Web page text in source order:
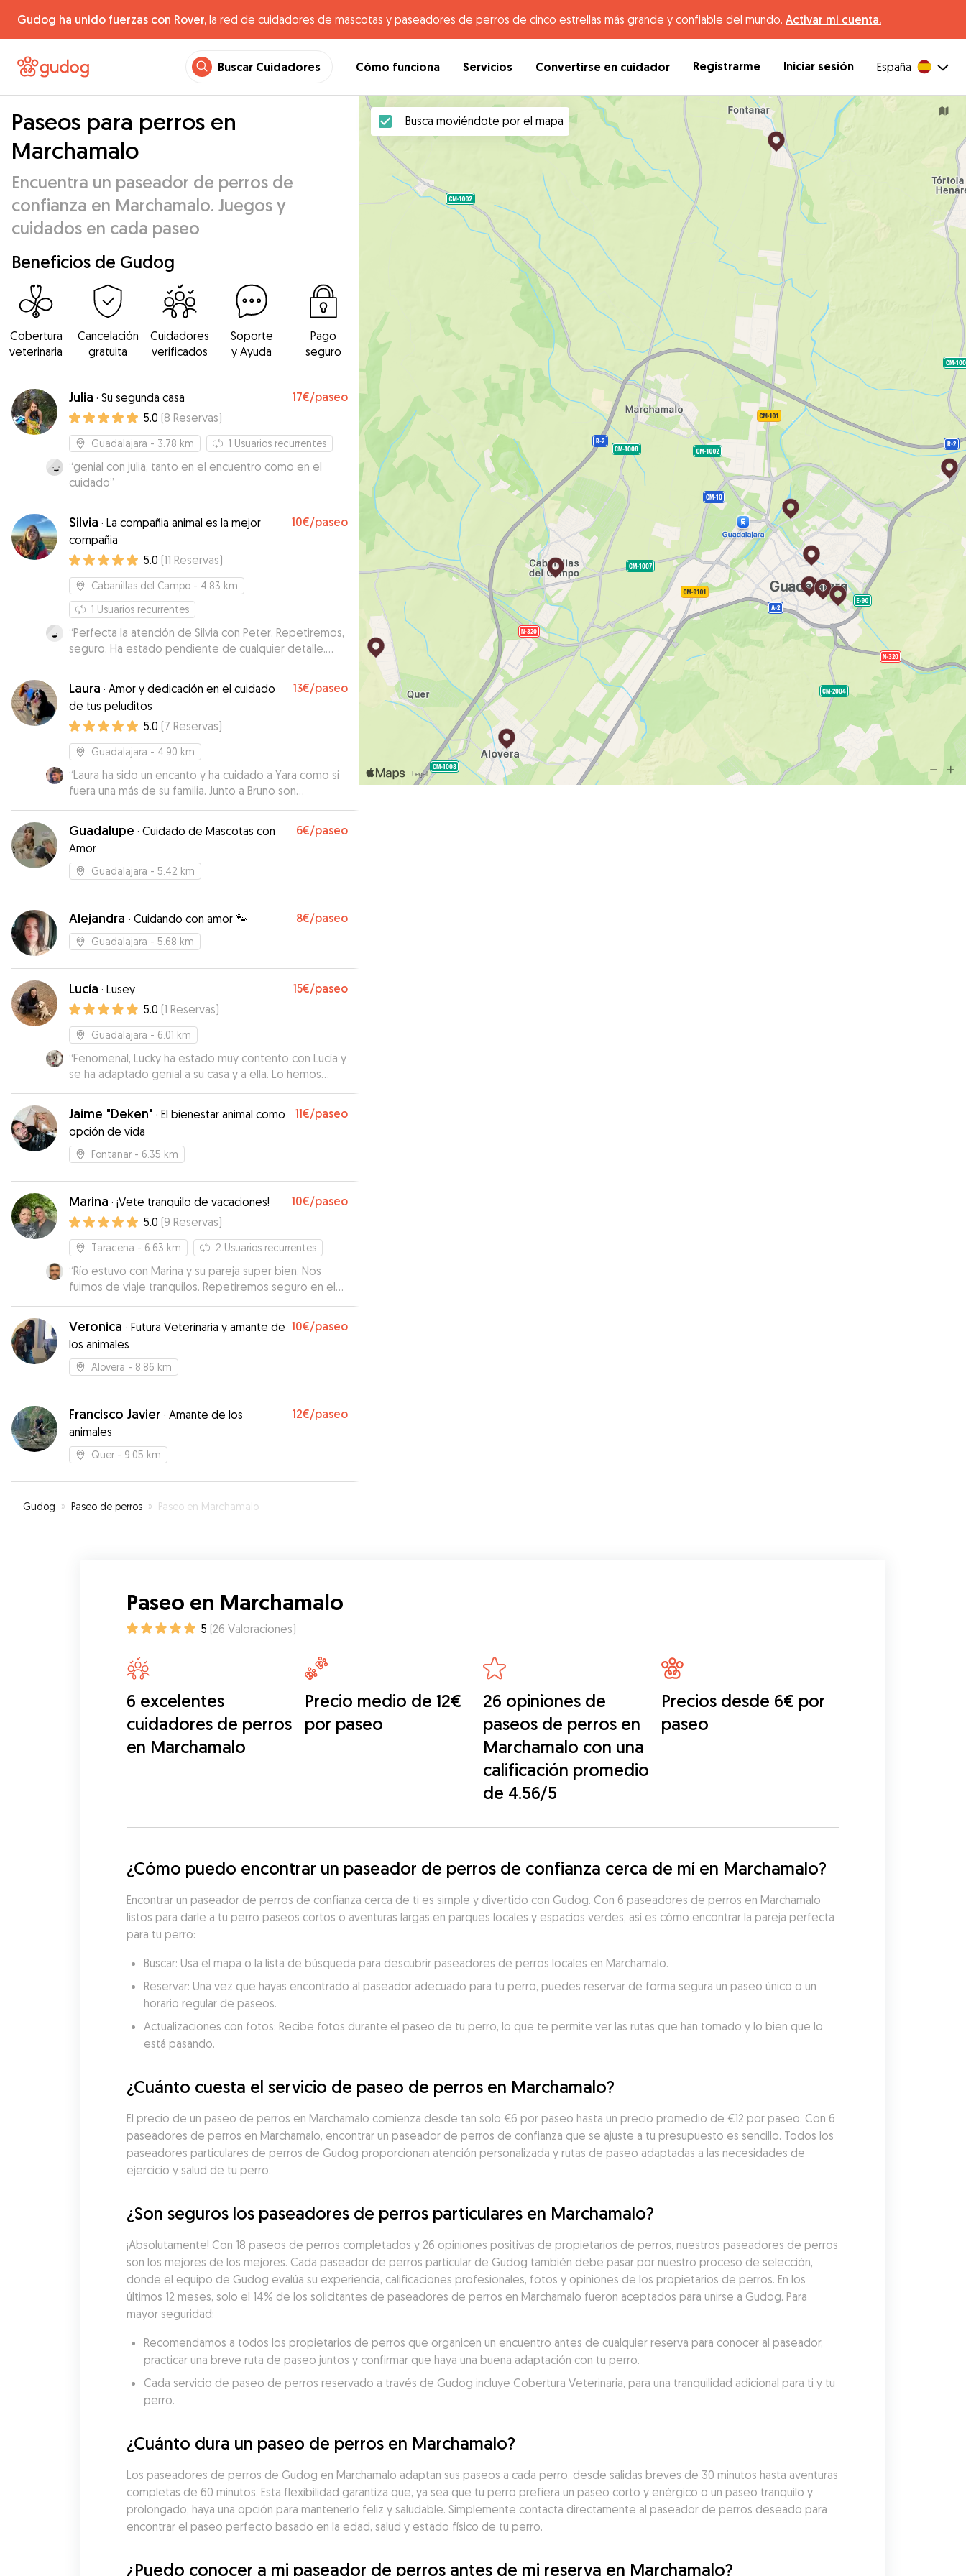
Gudog ha unido fuerzas con Rover, la red de cuidadores de mascotas y paseadores de perros de cinco estrellas más grande y confiable del mundo. Activar mi cuenta.
Buscar Cuidadores Cómo funciona Servicios Convertirse en cuidador Registrarme Iniciar sesión España
Paseos para perros en
Marchamalo
Encuentra un paseador de perros de
confianza en Marchamalo. Juegos y
cuidados en cada paseo
Beneficios de Gudog
Cobertura
veterinaria
Cancelación
gratuita
Cuidadores
verificados
Soporte
y Ayuda
Pago
seguro
Julia · Su segunda casa 17€/paseo
5.0 (8 Reservas)
Guadalajara - 3.78 km 1 Usuarios recurrentes
“genial con julia, tanto en el encuentro como en el
cuidado”
Silvia · La compañia animal es la mejor
compañia
10€/paseo
5.0 (11 Reservas)
Cabanillas del Campo - 4.83 km
1 Usuarios recurrentes
“Perfecta la atención de Silvia con Peter. Repetiremos,
seguro. Ha estado pendiente de cualquier detalle.
Recomendable 100%.”
Laura · Amor y dedicación en el cuidado
de tus peluditos
13€/paseo
5.0 (7 Reservas)
Guadalajara - 4.90 km
“Laura ha sido un encanto y ha cuidado a Yara como si
fuera una más de su familia. Junto a Bruno son
adorables y seguro volvemos a contar con ellos.”
Guadalupe · Cuidado de Mascotas con
Amor
6€/paseo
Guadalajara - 5.42 km
Alejandra · Cuidando con amor 🐾 8€/paseo
Guadalajara - 5.68 km
Lucía · Lusey 15€/paseo
5.0 (1 Reservas)
Guadalajara - 6.01 km
“Fenomenal, Lucky ha estado muy contento con Lucía y
se ha adaptado genial a su casa y a ella. Lo hemos
encontrado muy bien a la vuelta.”
Jaime "Deken" · El bienestar animal como
opción de vida
11€/paseo
Fontanar - 6.35 km
Marina · ¡Vete tranquilo de vacaciones! 10€/paseo
5.0 (9 Reservas)
Taracena - 6.63 km 2 Usuarios recurrentes
“Río estuvo con Marina y su pareja super bien. Nos
fuimos de viaje tranquilos. Repetiremos seguro en el
futuro. Muchas gracias.”
Veronica · Futura Veterinaria y amante de
los animales
10€/paseo
Alovera - 8.86 km
Francisco Javier · Amante de los
animales
12€/paseo
Quer - 9.05 km
Gudog » Paseo de perros » Paseo en Marchamalo
Busca moviéndote por el mapa
Paseo en Marchamalo
5 (26 Valoraciones)
6 excelentes
cuidadores de perros
en Marchamalo
Precio medio de 12€
por paseo
26 opiniones de
paseos de perros en
Marchamalo con una
calificación promedio
de 4.56/5
Precios desde 6€ por
paseo
¿Cómo puedo encontrar un paseador de perros de confianza cerca de mí en Marchamalo?
Encontrar un paseador de perros de confianza cerca de ti es simple y divertido con Gudog. Con 6 paseadores de perros en Marchamalo
listos para darle a tu perro paseos cortos o aventuras largas en parques locales y espacios verdes, así es cómo encontrar la pareja perfecta
para tu perro:
Buscar: Usa el mapa o la lista de búsqueda para descubrir paseadores de perros locales en Marchamalo.
Reservar: Una vez que hayas encontrado al paseador adecuado para tu perro, puedes reservar de forma segura un paseo único o un
horario regular de paseos.
Actualizaciones con fotos: Recibe fotos durante el paseo de tu perro, lo que te permite ver las rutas que han tomado y lo bien que lo
está pasando.
¿Cuánto cuesta el servicio de paseo de perros en Marchamalo?
El precio de un paseo de perros en Marchamalo comienza desde tan solo €6 por paseo hasta un precio promedio de €12 por paseo. Con 6
paseadores de perros en Marchamalo, encontrar un paseador de perros de confianza que se ajuste a tu presupuesto es sencillo. Todos los
paseadores particulares de perros de Gudog proporcionan atención personalizada y rutas de paseo adaptadas a las necesidades de
ejercicio y salud de tu perro.
¿Son seguros los paseadores de perros particulares en Marchamalo?
¡Absolutamente! Con 18 paseos de perros completados y 26 opiniones positivas de propietarios de perros, nuestros paseadores de perros
son los mejores de los mejores. Cada paseador de perros particular de Gudog también debe pasar por nuestro proceso de selección,
donde el equipo de Gudog evalúa su experiencia, calificaciones profesionales, fotos y opiniones de los propietarios de perros. En los
últimos 12 meses, solo el 14% de los solicitantes de paseadores de perros en Marchamalo fueron aceptados para unirse a Gudog. Para
mayor seguridad:
Recomendamos a todos los propietarios de perros que organicen un encuentro antes de cualquier reserva para conocer al paseador,
practicar una breve ruta de paseo juntos y confirmar que haya una buena adaptación con tu perro.
Cada servicio de paseo de perros reservado a través de Gudog incluye Cobertura Veterinaria, para una tranquilidad adicional para ti y tu
perro.
¿Cuánto dura un paseo de perros en Marchamalo?
Los paseadores de perros de Gudog en Marchamalo adaptan sus paseos a cada perro, desde salidas breves de 30 minutos hasta aventuras
completas de 60 minutos. Esta flexibilidad garantiza que, ya sea que tu perro prefiera un paseo corto y enérgico o un paseo tranquilo y
prolongado, haya una opción para mantenerlo feliz y saludable. Simplemente contacta directamente al paseador de perros deseado para
encontrar el paseo perfecto basado en la edad, salud y estado físico de tu perro.
¿Puedo conocer a mi paseador de perros antes de mi reserva en Marchamalo?